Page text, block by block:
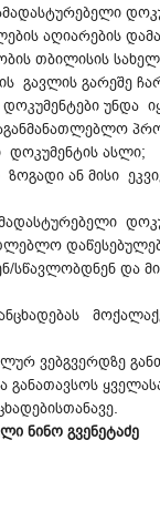
აღიარების
თბილისის
გავლის გარეშე
დოკუმენტის ასლი;
ან მისი
და
ვებგვერდზე
ნინო გვენეტაძე